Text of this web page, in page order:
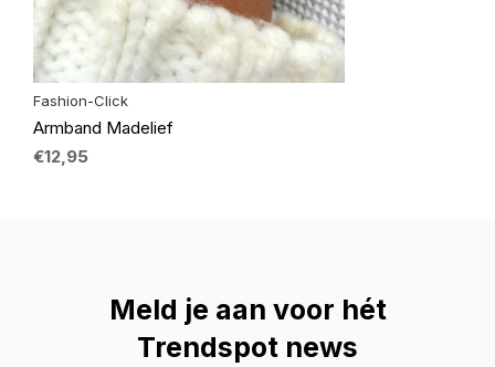
Fashion-Click
Armband Madelief
€12,95
Meld je aan voor hét
Trendspot news